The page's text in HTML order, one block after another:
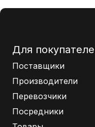
Для
Поставщики
Производители
Перевозчики
Посредники